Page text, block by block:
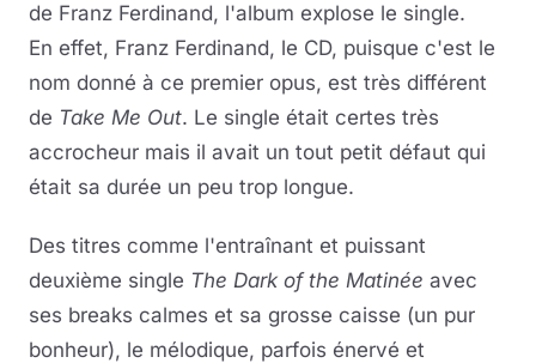
de Franz Ferdinand, l'album explose le single.
En effet, Franz Ferdinand, le CD, puisque c'est le
nom donné à ce premier opus, est très différent
de Take Me Out. Le single était certes très
accrocheur mais il avait un tout petit défaut qui
était sa durée un peu trop longue.
Des titres comme l'entraînant et puissant
deuxième single The Dark of the Matinée avec
ses breaks calmes et sa grosse caisse (un pur
bonheur), le mélodique, parfois énervé et